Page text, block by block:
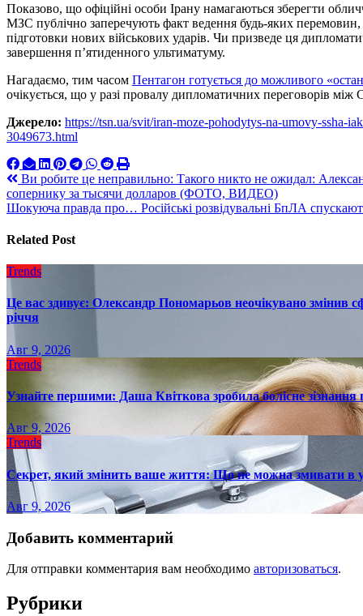
Показово, що офіційні особи Ірану намагаються зберегти
МЗС публічно заперечують факт ведення будь-яких
підготовки нових військових ударів. Чи призведе ця
завершення п’ятиденного ультиматуму.
Нагадаємо, тим часом Пентагон готується до можливого
очікується, що у разі провалу дипломатичних переговорів
Джерело: https://tsn.ua/svit/iran-moze-pohodytys-na-umovy-
3049673.html
Навигация
по
Ви робите це неправильно: Такого никто не ожидал:
сопернику за тысячи долларов (ФОТО, ВИДЕО)
Шокуюча правда про… Російські розвідувальні БпЛА
Related Post
Trends
Це вас здивує: Олександр Пономарьов неочікувано змінив
річчя
Авг 9, 2026
Trends
Узнайте першими: Даша Квіткова зробила болісне
Авг 9, 2026
Trends
Секрет, який змінить ваше життя: Що не можна змивати в
Авг 9, 2026
Добавить комментарий
Для отправки комментария вам необходимо авторизоваться.
Рубрики